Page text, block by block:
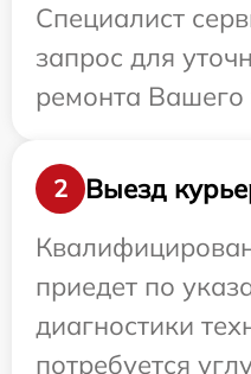
Специалист
запрос для
ремонта Вашего
2
Выезд
приедет по
диагностики
потребуется